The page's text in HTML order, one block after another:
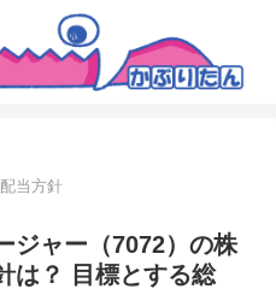
当方針
ジャー（7072）の株
は？ 目標とする総